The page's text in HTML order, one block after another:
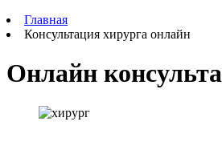
Главная
Консультация хирурга онлайн
Онлайн